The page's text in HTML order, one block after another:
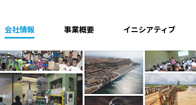
会社情報 事業概要 イニシアティブ